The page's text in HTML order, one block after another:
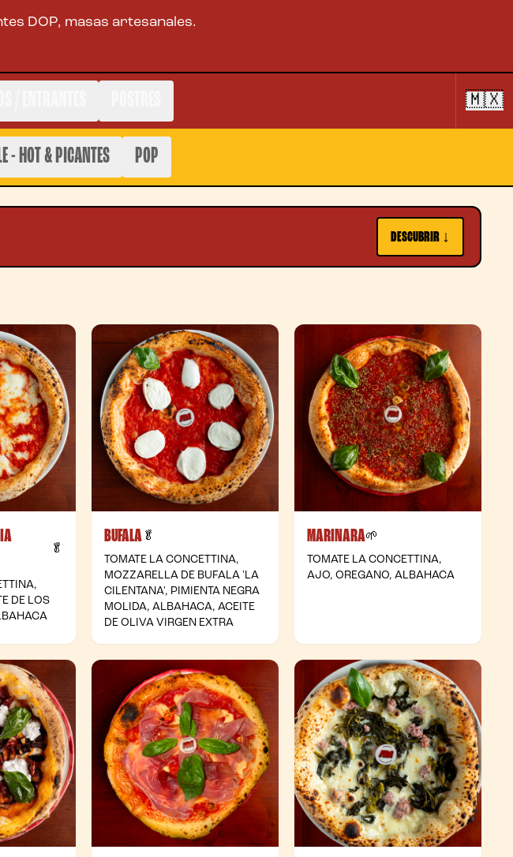
DOP, masas artesanales.
🇲🇽
- HOT & PICANTES POP
DESCUBRIR ↓
🥬
DE LOS
BUFALA 🥬
TOMATE LA CONCETTINA,
MOZZARELLA DE BUFALA 'LA
CILENTANA', PIMIENTA NEGRA
MOLIDA, ALBAHACA, ACEITE
DE OLIVA VIRGEN EXTRA
MARINARA🌱
TOMATE LA CONCETTINA,
AJO, OREGANO, ALBAHACA